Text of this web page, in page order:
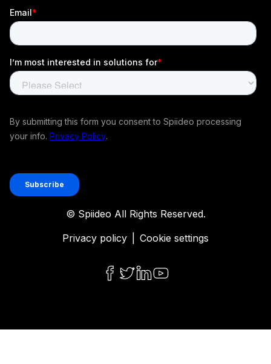
© Spiideo All Rights Reserved.
Privacy policy
Cookie settings